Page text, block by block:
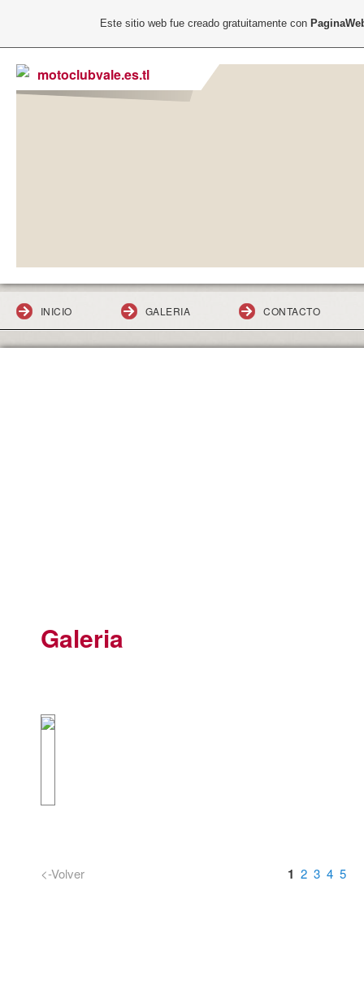
motoclubvale.es.tl
INICIO GALERIA CONTACTO
Galeria
<-Volver 1 2 3 4 5
Este sitio web fue creado gratuitamente con